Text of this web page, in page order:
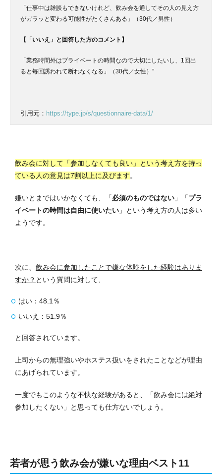
「仕事中は雑談もできないけれど、飲み会を通してその人の見え方
がガラッと変わる可能性がたくさんある」（30代／男性）
【「いいえ」と回答した方のコメント】
「業務時間外はプライベートの時間なので大切にしたいし、1回出
ると毎回誘われて断れなくなる」（30代／女性）”
引用元： https://type.jp/s/questionnaire-data/1/
飲み会に対して「参加しなくても良い」という考え方を持っ
ている人の意見は7割以上に及びます。
嫌いとまではいかなくても、「必須のものではない 」「プラ
イベートの時間は自由に使いたい 」という考え方の人は多い
ようです。
次に、 飲み会に参加したことで嫌な体験をした経験はありま
すか？ という質問に対して、
はい：48.1％
いいえ：51.9％
と回答されています。
上司からの無理強いやホステス扱いをされたことなどが理由
にあげられています。
一度でもこのような不快な経験があると、「飲み会には絶対
参加したくない」と思っても仕方ないでしょう。
若者が思う飲み会が嫌いな理由ベスト11